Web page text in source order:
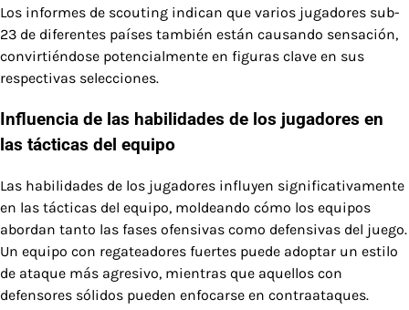
Los informes de scouting indican que varios jugadores sub-
23 de diferentes países también están causando sensación,
convirtiéndose potencialmente en figuras clave en sus
respectivas selecciones.
Influencia de las habilidades de los jugadores en
las tácticas del equipo
Las habilidades de los jugadores influyen significativamente
en las tácticas del equipo, moldeando cómo los equipos
abordan tanto las fases ofensivas como defensivas del juego.
Un equipo con regateadores fuertes puede adoptar un estilo
de ataque más agresivo, mientras que aquellos con
defensores sólidos pueden enfocarse en contraataques.